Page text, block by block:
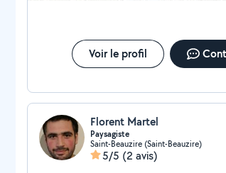
Voir le profil
Florent Martel
Paysagiste
Saint-Beauzire (Saint-Beauzire)
5/5 (2 avis)